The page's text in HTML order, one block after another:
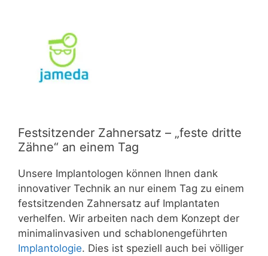
Festsitzender Zahnersatz – „feste dritte
Zähne“ an einem Tag
Unsere Implantologen können Ihnen dank
innovativer Technik an nur einem Tag zu einem
festsitzenden Zahnersatz auf Implantaten
verhelfen. Wir arbeiten nach dem Konzept der
minimalinvasiven und schablonengeführten
Implantologie. Dies ist speziell auch bei völliger